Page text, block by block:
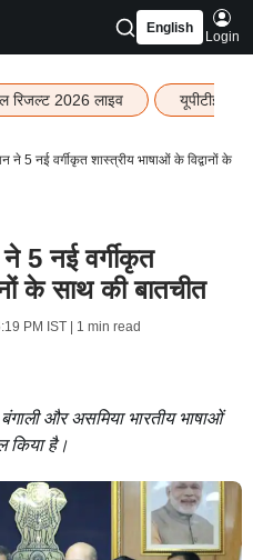
English
Login
रिजल्ट 2026 लाइव यूपीटीईटी
ने 5 नई वर्गीकृत शास्त्रीय भाषाओं के विद्वानों के
ने 5 नई वर्गीकृत
के साथ की बातचीत
PM IST| 1 min read
और असमिया भारतीय भाषाओं
किया है।